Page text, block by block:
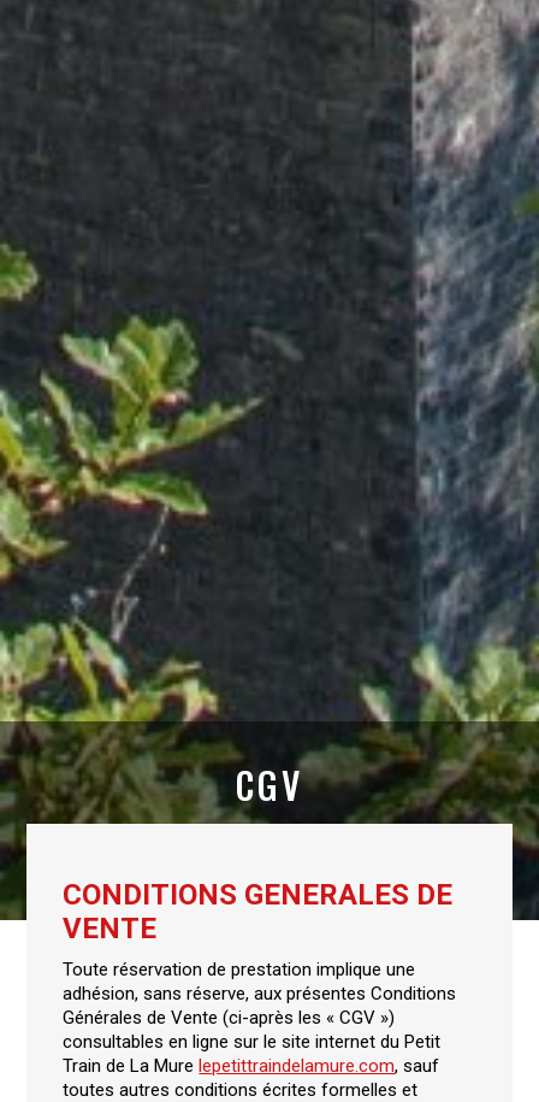
CGV
CONDITIONS GENERALES DE
VENTE
Toute réservation de prestation implique une
adhésion, sans réserve, aux présentes Conditions
Générales de Vente (ci-après les « CGV »)
consultables en ligne sur le site internet du Petit
Train de La Murelepetittraindelamure.com, sauf
toutes autres conditions écrites formelles et